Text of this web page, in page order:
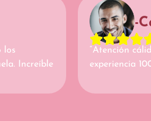
Increíble
-
“Atención
experiencia